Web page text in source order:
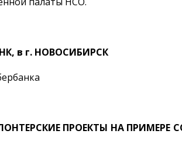
в г. НОВОСИБИРСК
ПРОЕКТЫ НА